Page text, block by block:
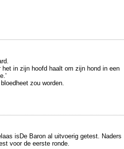
het in zijn hoofd haalt om zijn hond in een
zou worden.
isDe Baron al uitvoerig getest. Naders
voor de eerste ronde.